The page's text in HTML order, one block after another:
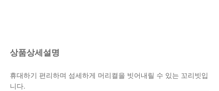
상품상세설명
휴대하기 편리하며 섬세하게 머리켤을 빗어내릴 수 있는 꼬리빗입
니다.